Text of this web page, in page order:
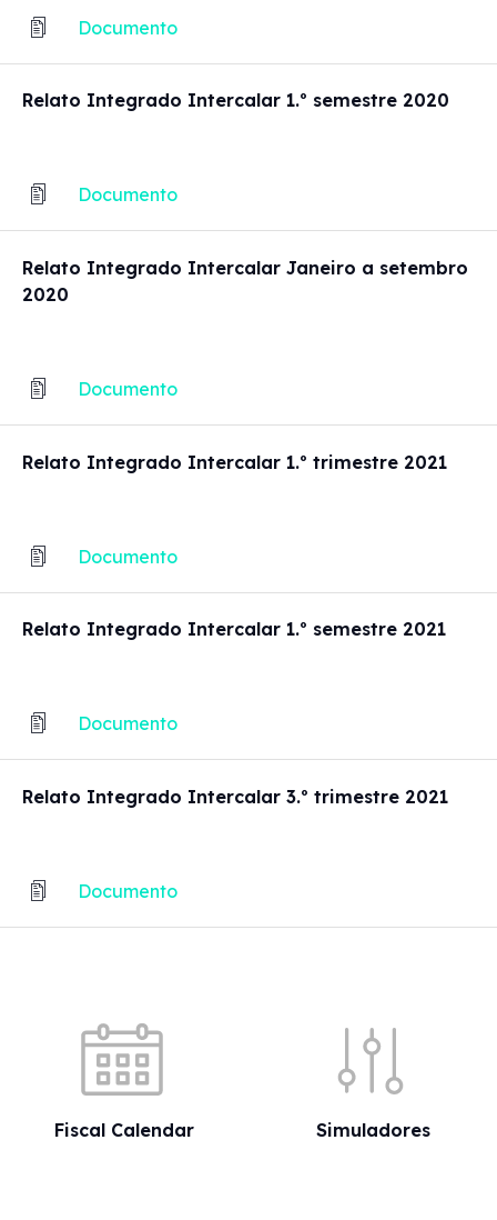
Documento
Relato Integrado Intercalar 1.º semestre 2020
Documento
Relato Integrado Intercalar Janeiro a setembro
2020
Documento
Relato Integrado Intercalar 1.º trimestre 2021
Documento
Relato Integrado Intercalar 1.º semestre 2021
Documento
Relato Integrado Intercalar 3.º trimestre 2021
Documento
Fiscal Calendar Simuladores